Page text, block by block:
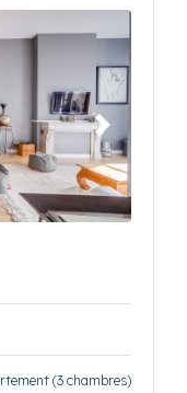
Suivant
(3 chambres)